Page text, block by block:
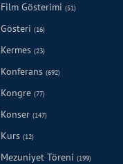
Film Gösterimi (51)
Gösteri (16)
Kermes (23)
Konferans (692)
Kongre (77)
Konser (147)
Kurs (12)
Mezuniyet Töreni (199)